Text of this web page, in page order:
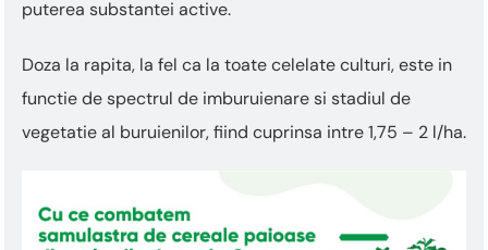
puterea substantei active.
Doza la rapita, la fel ca la toate celelate culturi, este in
functie de spectrul de imburuienare si stadiul de
vegetatie al buruienilor, fiind cuprinsa intre 1,75 – 2 l/ha.